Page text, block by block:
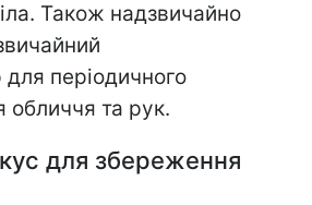
Також надзвичайно
періодичного
обличчя та рук.
для збереження